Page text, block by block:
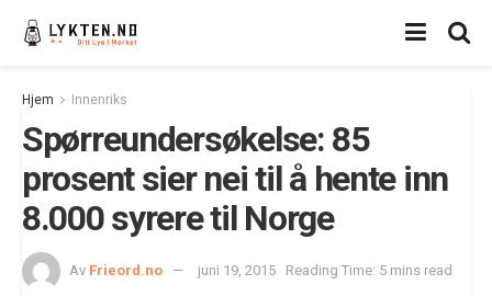
Hjem Innenriks
Spørreundersøkelse: 85
prosent sier nei til å hente inn
8.000 syrere til Norge
Av Frieord.no juni 19, 2015 Reading Time: 5 mins read